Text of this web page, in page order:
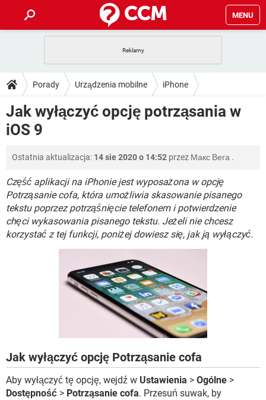
MENU
GRY WHATSAPP
SPOTIFY NETFLIX
INSTAGRAM
PORADY
PlayStation TIKTOK
GRY WHATSAPP
INSTAGRAM FACEBOOK
WINDOWS 10
DO POBRANIA
ANDROID
INSTAGRAM FACEBOOK
WINDOWS 10
FORUM
COVID-19 TIKTOK
GRY WHATSAPP
SPOTIFY NETFLIX
INSTAGRAM FACEBOOK
WINDOWS 10
COVID-19 TIKTOK
GRY WHATSAPP
SPOTIFY NETFLIX
FACEBOOK
Porady Urządzenia mobilne iPhone
Jak wyłączyć opcję potrząsania w
iOS 9
Ostatnia aktualizacja: 14 sie 2020 o 14:52 przez Макс Вега .
Część aplikacji na iPhonie jest wyposażona w opcję
Potrząsanie cofa, która umożliwia skasowanie pisanego
tekstu poprzez potrząśnięcie telefonem i potwierdzenie
chęci wykasowania pisanego tekstu. Jeżeli nie chcesz
korzystać z tej funkcji, poniżej dowiesz się, jak ją wyłączyć.
Jak wyłączyć opcję Potrząsanie cofa
Aby wyłączyć tę opcję, wejdź w Ustawienia > Ogólne >
Dostępność > Potrząsanie cofa. Przesuń suwak, by